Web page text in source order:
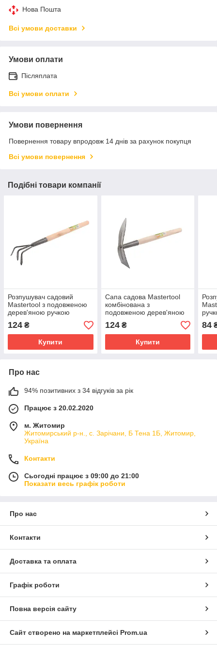
Нова Пошта
Всі умови доставки
Умови оплати
Післяплата
Всі умови оплати
Умови повернення
Повернення товару впродовж 14 днів за рахунок покупця
Всі умови повернення
Подібні товари компанії
Розпушувач садовий
Mastertool з подовженою
дерев'яною ручкою
450x85 мм (14-6195)
124 ₴
Купити
Сапа садова Mastertool
комбінована з
подовженою дерев'яною
ручкою 380x180 мм (14-
6197)
124₴
Купити
84
Про нас
94% позитивних з 34 відгуків за рік
Працює з 20.02.2020
м. Житомир
Житомирський р-н., с. Зарічани, Б Тена 1Б, Житомир,
Україна
Контакти
Сьогодні працює з 09:00 до 21:00
Показати весь графік роботи
Про нас
Контакти
Доставка та оплата
Графік роботи
Повна версія сайту
Сайт створено на маркетплейсі Prom.ua